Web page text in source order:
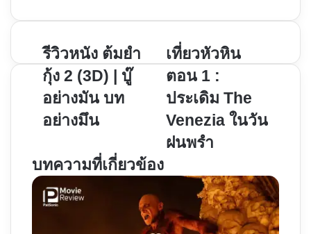
รีวิว
หนัง
ต้มยำ
กุ้ง
2
บู๊
อย่าง
มัน
รีวิวหนัง ต้มยำ
กุ้ง 2 (3D) | บู๊
อย่างมัน บท
อย่างมึน
เที่ยว
หัวหิน
ตอน
1
:
ประเดิม
ฝน
เที่ยวหัวหิน
ตอน 1 :
ประเดิม The
Venezia ในวัน
ฝนพรำ
บทความที่เกี่ยวข้อง